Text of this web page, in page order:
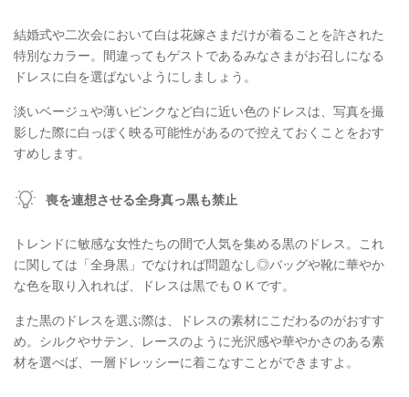
結婚式や二次会において白は花嫁さまだけが着ることを許された
特別なカラー。間違ってもゲストであるみなさまがお召しになる
ドレスに白を選ばないようにしましょう。
淡いベージュや薄いピンクなど白に近い色のドレスは、写真を撮
影した際に白っぽく映る可能性があるので控えておくことをおす
すめします。
喪を連想させる全身真っ黒も禁止
トレンドに敏感な女性たちの間で人気を集める黒のドレス。これ
に関しては「全身黒」でなければ問題なし◎バッグや靴に華やか
な色を取り入れれば、ドレスは黒でもＯＫです。
また黒のドレスを選ぶ際は、ドレスの素材にこだわるのがおすす
め。シルクやサテン、レースのように光沢感や華やかさのある素
材を選べば、一層ドレッシーに着こなすことができますよ。